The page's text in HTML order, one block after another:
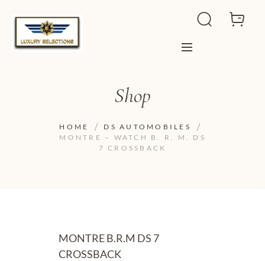
Shop
HOME
DS AUTOMOBILES
MONTRE – WATCH B. R. M. DS
7 CROSSBACK
MONTRE B.R.M DS 7
CROSSBACK